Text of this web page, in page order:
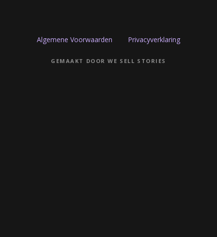
Algemene Voorwaarden Privacyverklaring
GEMAAKT DOOR WE SELL STORIES